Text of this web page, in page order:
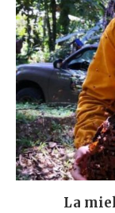
La